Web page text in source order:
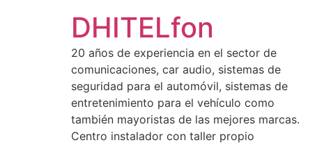
DHITELfon
20 años de experiencia en el sector de
comunicaciones, car audio, sistemas de
seguridad para el automóvil, sistemas de
entretenimiento para el vehículo como
también mayoristas de las mejores marcas.
Centro instalador con taller propio